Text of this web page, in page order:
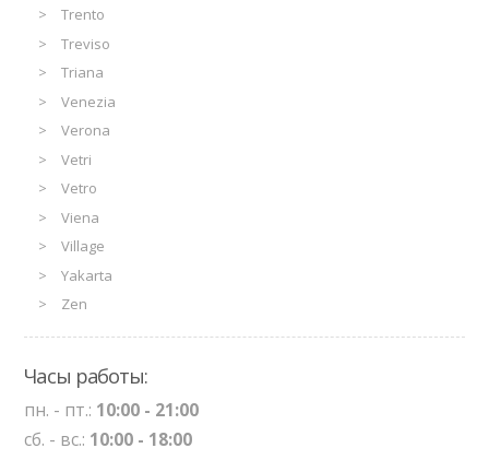
Trento
Treviso
Triana
Venezia
Verona
Vetri
Vetro
Viena
Village
Yakarta
Zen
Часы работы:
пн. - пт.: 10:00 - 21:00
сб. - вс.: 10:00 - 18:00